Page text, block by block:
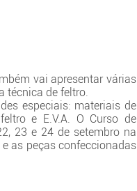
vai apresentar várias
técnica de feltro.
especiais: materiais de
e E.V.A. O Curso de
23 e 24 de setembro na
as peças confeccionadas